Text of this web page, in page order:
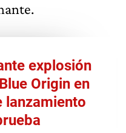
explosión
Origin en
lanzamiento